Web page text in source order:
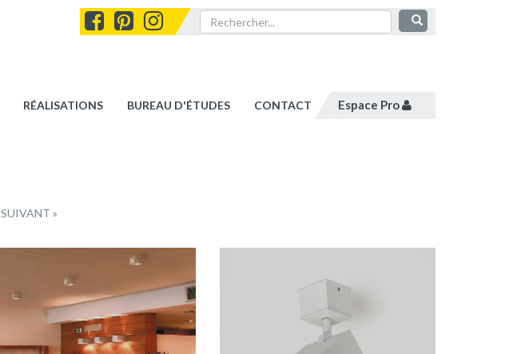
RÉALISATIONS BUREAU D'ÉTUDES CONTACT Espace Pro
SUIVANT »